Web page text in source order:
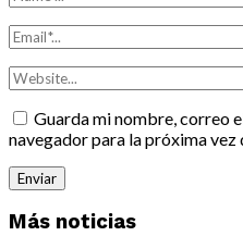
Guarda mi nombre, correo
navegador para la próxima vez
Más noticias